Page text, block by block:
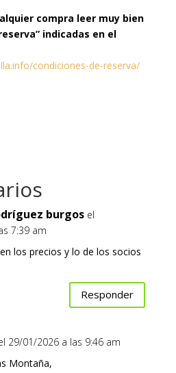
compra leer muy bien
indicadas en el
condiciones-de-reserva/
burgos el
7:39 am
los precios y lo de los socios
Responder
29/01/2026 a las 9:46 am
Montaña,